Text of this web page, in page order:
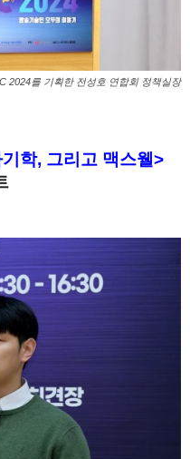
2024를 기획한 전성호 연합회 정책실장
학, 그리고 맥스웰>